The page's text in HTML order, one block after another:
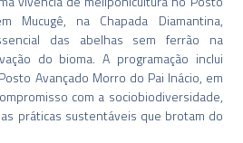
Mucugê, na Chapada Diamantina,
das abelhas sem ferrão na
do bioma. A programação inclui
Avançado Morro do Pai Inácio, em
com a sociobiodiversidade,
práticas sustentáveis que brotam do